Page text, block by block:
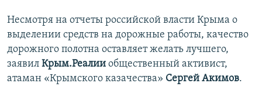
Несмотря на отчеты российской власти Крыма о
выделении средств на дорожные работы, качество
дорожного полотна оставляет желать лучшего,
заявил Крым.Реалии общественный активист,
атаман «Крымского казачества» Сергей Акимов.